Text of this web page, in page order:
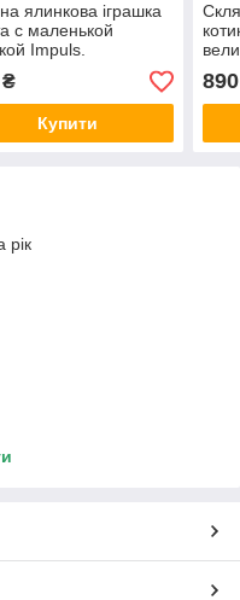
ялинкова іграшка
с маленькой
Impuls.
асортимент
як Irena, Komozja
Купити
890
рік